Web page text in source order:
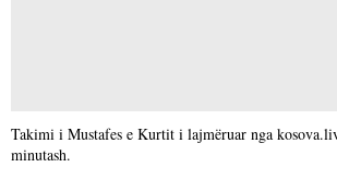
Takimi i Mustafes e Kurtit i lajmëruar nga
minutash.